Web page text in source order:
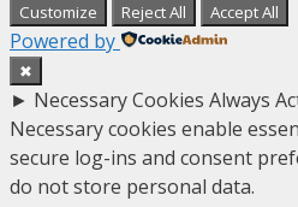
Customize Reject All Accept All
Powered by
✖
► Necessary Cookies Always
Necessary cookies enable
secure log-ins and consent
do not store personal data.